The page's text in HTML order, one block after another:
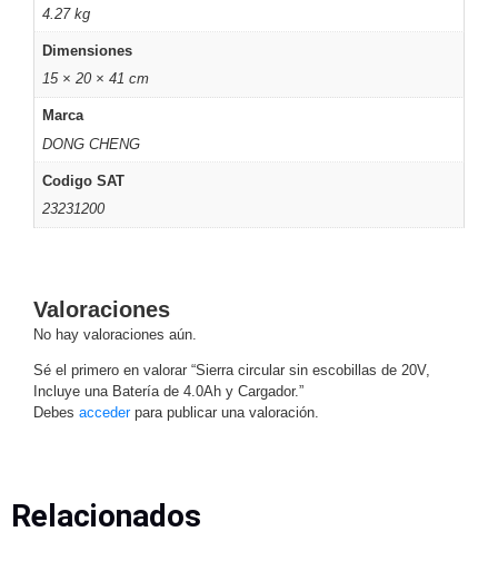
Motorizado
PinholePTZ
Analógicas
- TurboHD
TVI / AHD
/ CVI
Drones,
Robots e
Industriales
Energía
Adaptadores
de
ParedBateríasFuentes
Alimentación
con
4.27 kg
Dimensiones
15 × 20 × 41 cm
Marca
DONG CHENG
Codigo SAT
23231200
Valoraciones
No hay valoraciones aún.
Sé el primero en valorar “Sierra circular sin escobillas de 20V,
Incluye una Batería de 4.0Ah y Cargador.”
Debes accederpara publicar una valoración.
Relacionados